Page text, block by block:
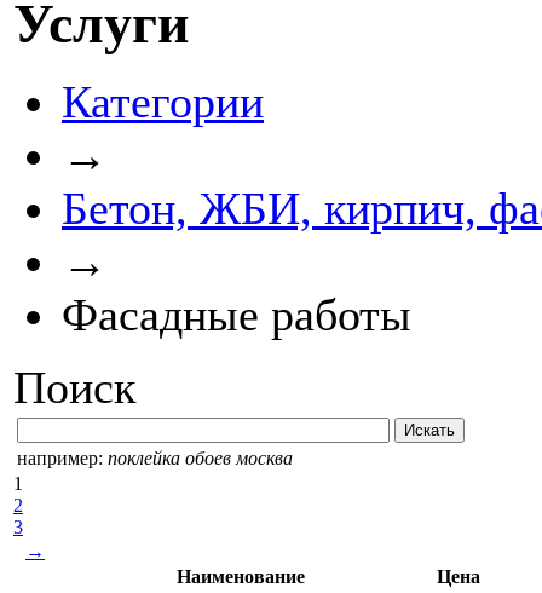
Услуги
Категории
→
Бетон, ЖБИ, кирпич,
→
Фасадные работы
Поиск
например: поклейка обоев москва
1
2
3
→
Наименование
Цена